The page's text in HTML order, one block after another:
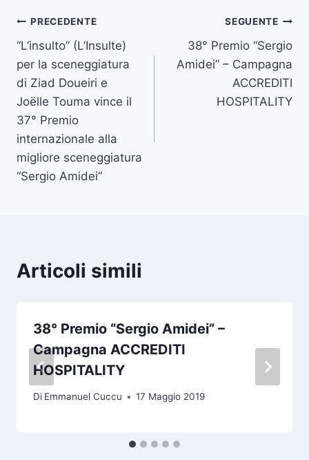
Navigazione
articoli
PRECEDENTE
“L’insulto” (L’Insulte)
per la sceneggiatura
di Ziad Doueiri e
Joëlle Touma vince il
37° Premio
internazionale alla
migliore sceneggiatura
“Sergio Amidei”
SEGUENTE
38° Premio “Sergio
Amidei” – Campagna
ACCREDITI
HOSPITALITY
Articoli simili
38° Premio “Sergio Amidei” –
Campagna ACCREDITI
HOSPITALITY
Di Emmanuel Cuccu 17 Maggio 2019